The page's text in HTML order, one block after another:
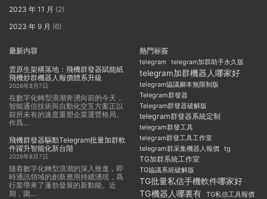
2023 年 11 月 (2)
2023 年 9 月 (6)
最新内容
雲原生架構落地：飛機群發器賦能紙
飛機炒群機器人報價體系升級
2026年8月7日
在數字化轉型浪潮奔湧向前的今天，
智能通信技術與自動化交互方案正以
前所未有的速度重塑企業運營格局。
作爲...
飛機群發器驅動Telegram批量加群軟
件躍升智能化新台階
2026年8月7日
随着數字化轉型浪潮的深入推進，即
時通訊領域的創新應用持續湧現，爲
行業帶來了蓬勃發展的新動能。近
期，圍...
熱門标簽
telegram telegram加群助手永久版
telegram加群機器人哪家好
telegram協議腳本無限制版
Telegram群發器
Telegram群發器破解版
telegram群發器系統定制
telegram群發工具
telegram群發工具工作室
telegram群采集機器人報價 tg
TG加群系統工作室
TG協議系統破解版
TG批量私信手機軟件哪家好
TG機器人哪裏有
TG私信工具報價